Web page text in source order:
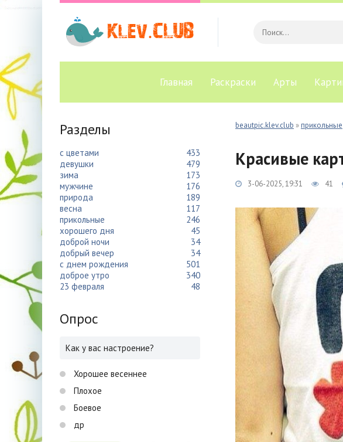
Главная Раскраски Арты
beautpic.klev.club »прикольные
Красивые
3-06-2025, 19:31 41
Разделы
с цветами
433
девушки
479
зима
173
мужчине
176
природа
189
весна
117
прикольные
246
хорошего дня
45
доброй ночи
34
добрый вечер
34
с днем рождения
501
доброе утро
340
23 февраля
48
Опрос
Как у вас настроение?
Хорошее весеннее
Плохое
Боевое
др